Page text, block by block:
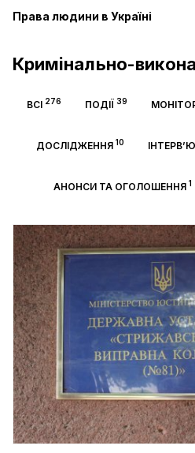
Права людини в Україні
Кримінально-
ВСІ 276 ПОДІЇ 39
ДОСЛІДЖЕННЯ 10 ІНТЕРВ’Ю
АНОНСИ ТА ОГОЛОШЕННЯ1